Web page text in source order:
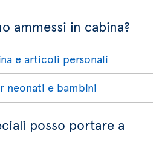
ammessi in cabina?
e articoli personali
neonati e bambini
posso portare a